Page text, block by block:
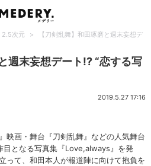
2.5次元 >
【刀剣乱舞】和田琢磨と週末妄想デ
週末妄想デート!? “恋する写
2019.5.27 17:16
映画・舞台『刀剣乱舞』などの人気舞台
目となる写真集『Love,always』を発
って、和田本人が報道陣に向けて抱負を